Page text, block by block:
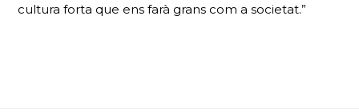
cultura forta que ens farà grans com a societat.”